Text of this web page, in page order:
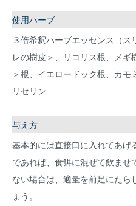
使用ハーブ
３倍希釈ハーブエッセンス（
レの樹皮＞、リコリス根、メ
＞根、イエロードック根、カ
リセリン
与え方
基本的には直接口に入れてあげ
であれば、食餌に混ぜて飲ま
ない場合は、適量を前足にたら
ょう。